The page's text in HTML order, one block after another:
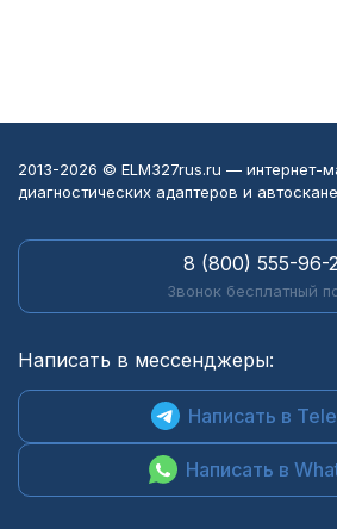
2013-2026 © ELM327rus.ru — интернет-
диагностических адаптеров и
8 (800) 555-96-
Звонок бесплатный
Написать в мессенджеры:
Написать в
Написать в